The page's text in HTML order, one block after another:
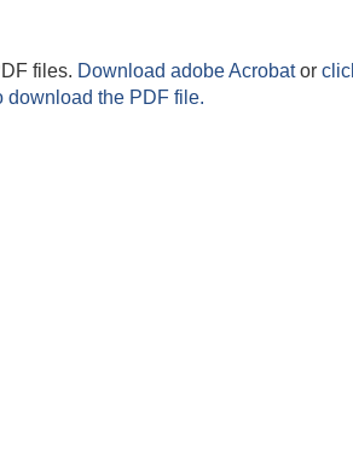
files. Download adobe Acrobator
download the PDF file.